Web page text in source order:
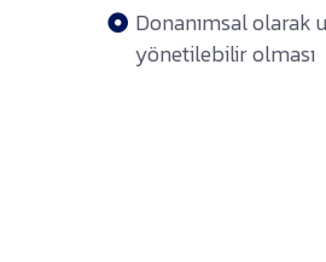
Donanımsal olarak
yönetilebilir olması